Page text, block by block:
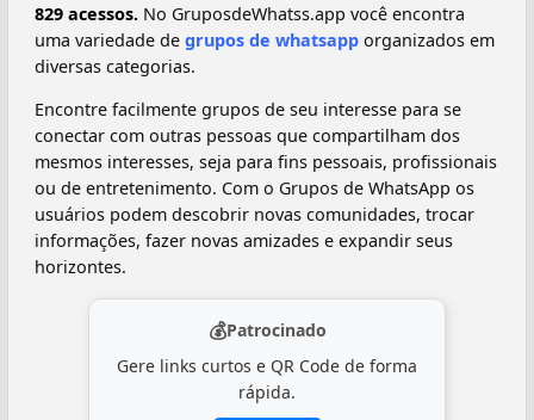
829 acessos. No GruposdeWhatss.app você encontra
uma variedade de grupos de whatsapp organizados em
diversas categorias.
Encontre facilmente grupos de seu interesse para se
conectar com outras pessoas que compartilham dos
mesmos interesses, seja para fins pessoais, profissionais
ou de entretenimento. Com o Grupos de WhatsApp os
usuários podem descobrir novas comunidades, trocar
informações, fazer novas amizades e expandir seus
horizontes.
💰Patrocinado
Gere links curtos e QR Code de forma
rápida.